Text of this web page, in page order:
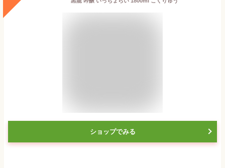
ショップでみる